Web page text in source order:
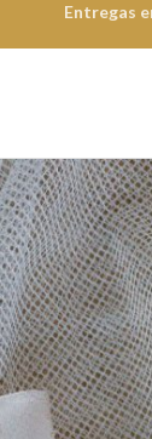
Entregas